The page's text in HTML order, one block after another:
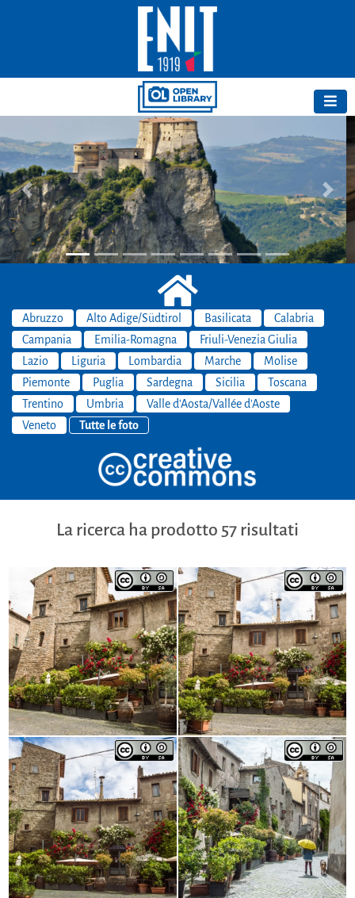
Previous Next
Abruzzo Alto Adige/Südtirol Basilicata
Calabria
Campania
Emilia-Romagna
Friuli-Venezia Giulia
Lazio
Liguria Lombardia Marche
Molise
Piemonte
Puglia Sardegna Sicilia
Toscana
Trentino
Umbria
Valle d'Aosta/Vallée d'Aoste
Veneto
Tutte le foto
La ricerca ha prodotto 57 risultati